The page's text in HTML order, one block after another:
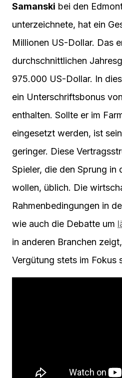
Samanski bei den
unterzeichnete, hat ein
Millionen US-Dollar. Das
durchschnittlichen
975.000 US-Dollar. In
ein Unterschriftsbonus
enthalten. Sollte er im
eingesetzt werden, ist
geringer. Diese
Spieler, die den Sprung in
wollen, üblich. Die
Rahmenbedingungen in
wie auch die Debatte um
in anderen Branchen
Vergütung stets im Fokus